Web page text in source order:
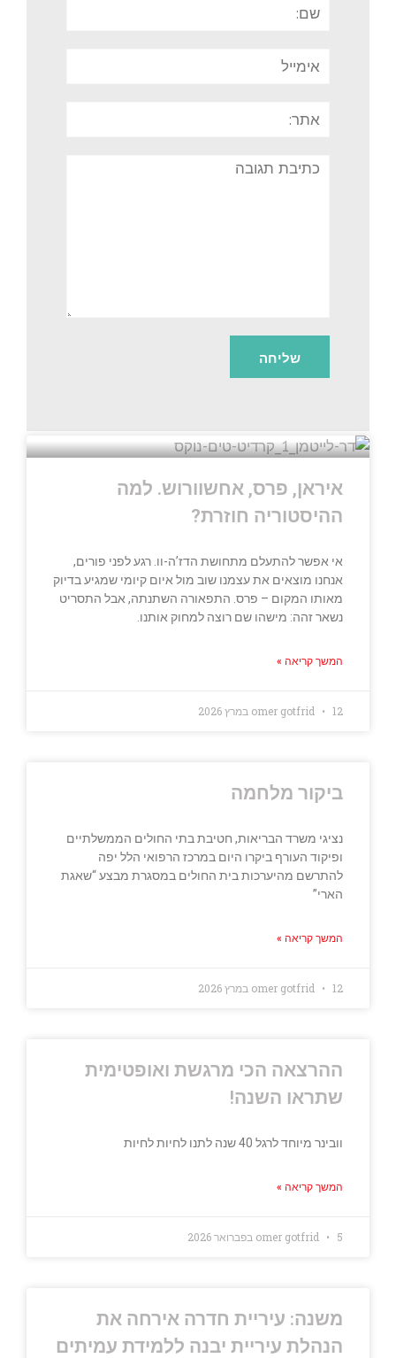
תגובה
איראן, פרס, אחשוורוש. למה
ההיסטוריה חוזרת?
אי אפשר להתעלם מתחושת הדז’ה-וו. רגע לפני פורים,
אנחנו מוצאים את עצמנו שוב מול איום קיומי שמגיע בדיוק
מאותו המקום – פרס. התפאורה השתנתה, אבל התסריט
נשאר זהה: מישהו שם רוצה למחוק אותנו.
המשך קריאה »
omer gotfrid 12 במרץ 2026
ביקור מלחמה
נציגי משרד הבריאות, חטיבת בתי החולים הממשלתיים
ופיקוד העורף ביקרו היום במרכז הרפואי הלל יפה
להתרשם מהיערכות בית החולים במסגרת מבצע “שאגת
הארי”
המשך קריאה »
omer gotfrid 12 במרץ 2026
ההרצאה הכי מרגשת ואופטימית
שתראו השנה!
וובינר מיוחד לרגל 40 שנה לתנו לחיות לחיות
המשך קריאה »
omer gotfrid 5 בפברואר 2026
משנה: עיריית חדרה אירחה את
הנהלת עיריית יבנה ללמידת עמיתים